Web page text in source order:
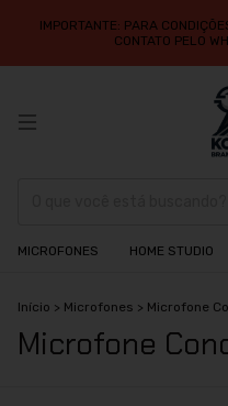
IMPORTANTE: PARA
CONTATO PELO
MICROFONES HOME STUDIO
Início > Microfones > Microfone
Microfone